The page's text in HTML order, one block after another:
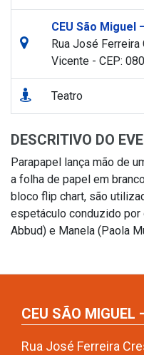
CEU São Miguel
Rua José
Vicente - CEP:
Teatro
DESCRITIVO DO
Parapapel lança mão de
a folha de papel em
bloco flip chart, são
espetáculo conduzido por
Abbud) e Manela (Paola
CEU SÃO MIGUEL
Rua José Ferreira